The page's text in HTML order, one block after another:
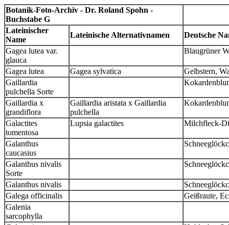
Botanik-Foto-Archiv - Dr. Roland Spohn -
Buchstabe G
Lateinischer
Name
Lateinische Alternativnamen
Deutsche
Gagea lutea var.
glauca
Blaugrüner
Gagea lutea Gagea sylvatica
Gelbstern,
Gaillardia
pulchella Sorte
Gaillardia x
grandiflora
Gaillardia aristata x Gaillardia
pulchella
Galactites
tomentosa
Lupsia galactites Milchfleck-
Galanthus
caucasius
Galanthus nivalis
Sorte
Galanthus nivalis
Galega officinalis
Geißraute,
Galenia
sarcophylla